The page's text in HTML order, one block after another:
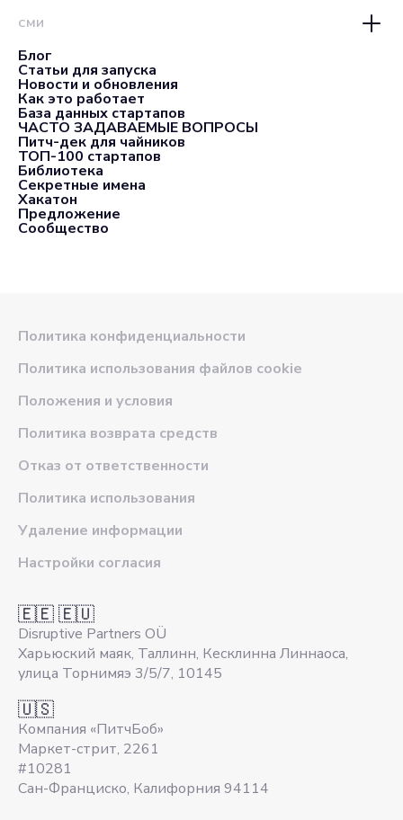
СМИ
Блог
Статьи для запуска
Новости и обновления
Как это работает
База данных стартапов
ЧАСТО ЗАДАВАЕМЫЕ ВОПРОСЫ
Питч-дек для чайников
ТОП-100 стартапов
Библиотека
Секретные имена
Хакатон
Предложение
Сообщество
Политика конфиденциальности
Политика использования файлов cookie
Положения и условия
Политика возврата средств
Отказ от ответственности
Политика использования
Удаление информации
Настройки согласия
🇪🇪 🇪🇺
Disruptive Partners OÜ
Харьюский маяк, Таллинн, Кесклинна Линнаоса,
улица Торнимяэ 3/5/7, 10145
🇺🇸
Компания «ПитчБоб»
Маркет-стрит, 2261
#10281
Сан-Франциско, Калифорния 94114